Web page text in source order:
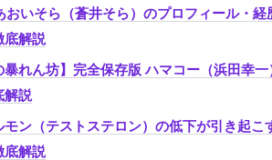
おいそら（蒼井そら）のプロフィール・
底解説
暴れん坊】完全保存版 ハマコー（浜田幸
解説
モン（テストステロン）の低下が引き起
底解説